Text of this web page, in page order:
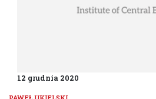
12 grudnia 2020